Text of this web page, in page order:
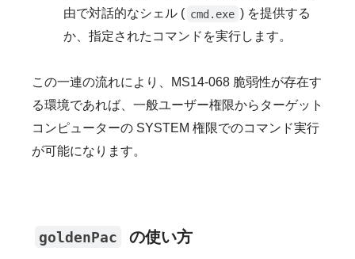
由で対話的なシェル ( cmd.exe ) を提供する
か、指定されたコマンドを実行します。
この一連の流れにより、MS14-068 脆弱性が存在す
る環境であれば、一般ユーザー権限からターゲット
コンピューターの SYSTEM 権限でのコマンド実行
が可能になります。
goldenPac の使い方